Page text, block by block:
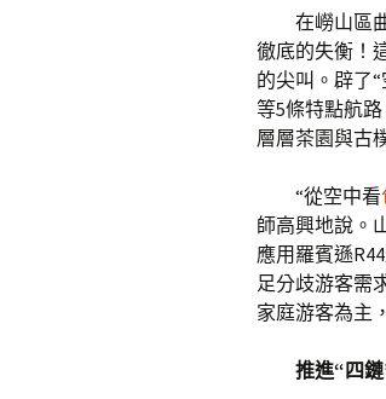
在嶗山區
徹底的失衡！
的尖叫。辟了
等5條特點航
層層茶園與古
“從空中看
師高興地說。
應用羅賓遜
足分歧游客需
家庭游客為主
推進“四